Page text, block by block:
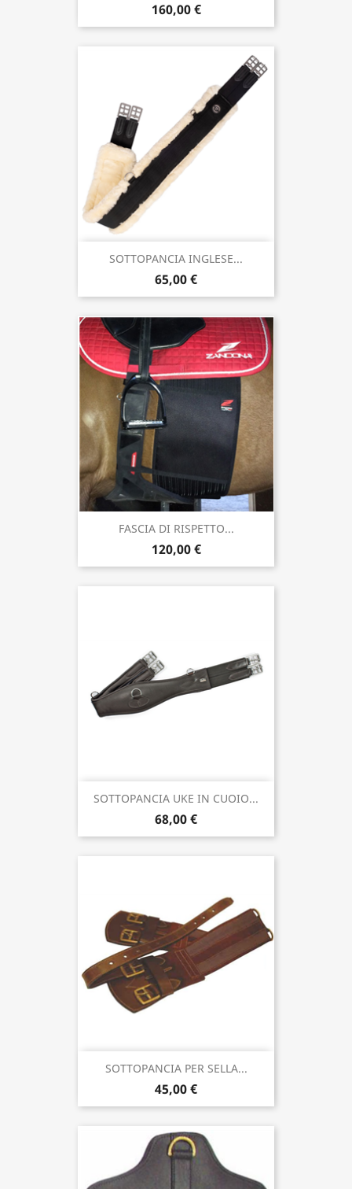
160,00 €
SOTTOPANCIA INGLESE...
65,00 €
FASCIA DI RISPETTO...
120,00 €
SOTTOPANCIA UKE IN CUOIO...
68,00 €
SOTTOPANCIA PER SELLA...
45,00 €